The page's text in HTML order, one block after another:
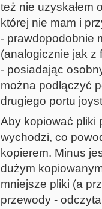
też nie uzyskałem
której nie mam i
- prawdopodobnie
(analogicznie jak z
- posiadając
można podłączyć
drugiego portu
Aby kopiować pliki
wychodzi, co
kopierem. Minus
dużym
mniejsze pliki (a
przewody -